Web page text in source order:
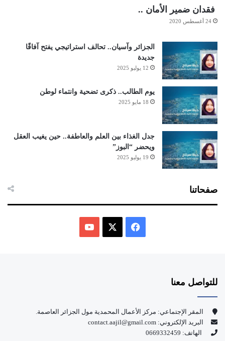
فقدان ضمير الأمان ..
24 أغسطس 2020
الجزائر وآسيان.. تحالف استراتيجي يفتح آفاقًا
جديدة
12 يوليو 2025
يوم الطالب.. ذكرى تضحية وانتماء لوطن
18 مايو 2025
جدل الغذاء بين العلم والعاطفة.. حين يغيب العقل
ويحضر “البوز”
19 يوليو 2025
صفحاتنا
و
ك
للتواصل معنا
المقر الإجتماعي: مركز الأعمال المحمدية مول الجزائر العاصمة.
البريد الإلكتروني: contact.aajil@gmail.com
الهاتف: 0669332459